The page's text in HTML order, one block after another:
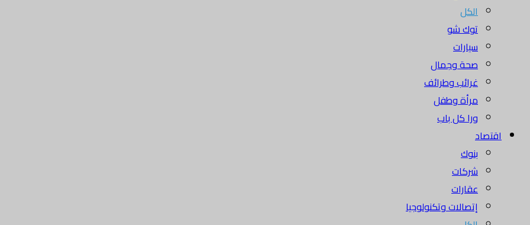
الكل
توك شو
سيارات
صحة وجمال
غرائب وطرائف
مرأة وطفل
ورا كل باب
اقتصاد
بنوك
شركات
عقارات
إتصالات وتكنولوجيا